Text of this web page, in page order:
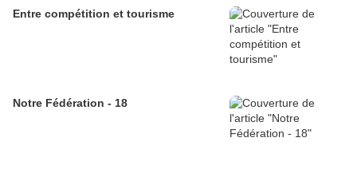
Entre compétition et tourisme
Notre Fédération - 18